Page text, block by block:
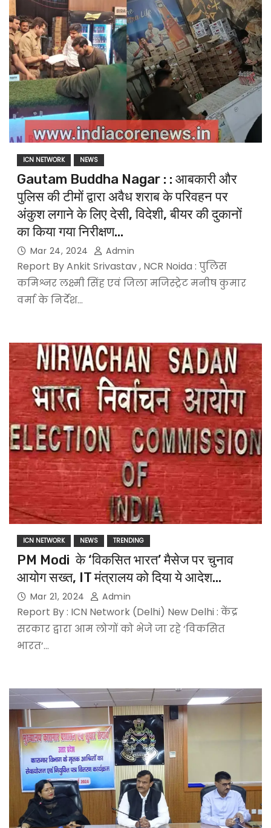
ICN NETWORK NEWS
Gautam Buddha Nagar : : आबकारी और
पुलिस की टीमों द्वारा अवैध शराब के परिवहन पर
अंकुश लगाने के लिए देसी, विदेशी, बीयर की दुकानों
का किया गया निरीक्षण…
Mar 24, 2024 Admin
Report By Ankit Srivastav , NCR Noida : पुलिस
कमिश्नर लक्ष्मी सिंह एवं जिला मजिस्ट्रेट मनीष कुमार
वर्मा के निर्देश…
ICN NETWORK NEWS TRENDING
PM Modi के ‘विकसित भारत’ मैसेज पर चुनाव
आयोग सख्त, IT मंत्रालय को दिया ये आदेश…
Mar 21, 2024 Admin
Report By : ICN Network (Delhi) New Delhi : केंद्र
सरकार द्वारा आम लोगों को भेजे जा रहे ‘विकसित
भारत’…